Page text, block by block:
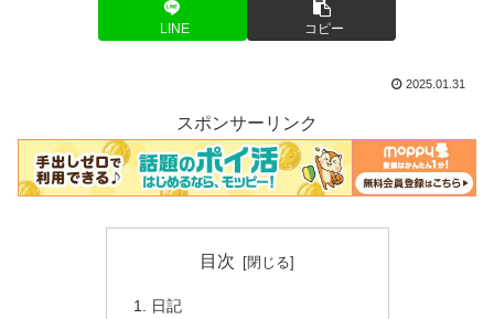
LINE コピー
2025.01.31
スポンサーリンク
目次
日記